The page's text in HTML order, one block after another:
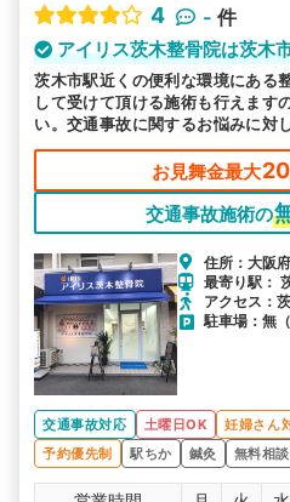
4
- 件
アイリス茨木整骨院は茨木
茨木市駅近くの便利な環境にある
して受けて頂ける施術も行えます
い。交通事故に関するお悩みに対
しております。
お見舞金最大
交通事故施術の
住所：大阪
最寄り駅：
アクセス：
駐車場：無
交通事故対応 土曜日OK 妊婦さん
予約優先制
駅ちか 鍼灸 無料相